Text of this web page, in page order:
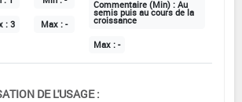
: 3 Max : -
Commentaire (Min) : Au
semis puis au cours de la
croissance
Max : -
DE L'USAGE :